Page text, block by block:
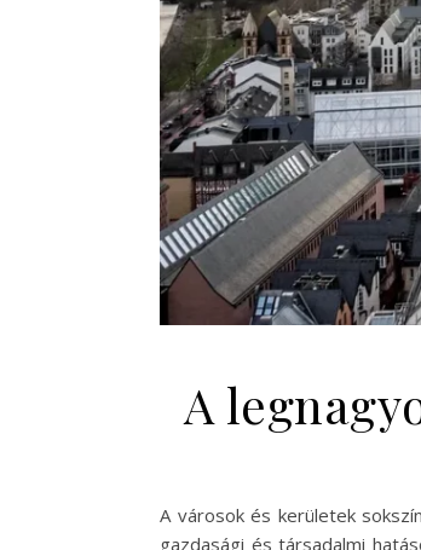
A
A városok és kerületek
gazdasági és társadalmi